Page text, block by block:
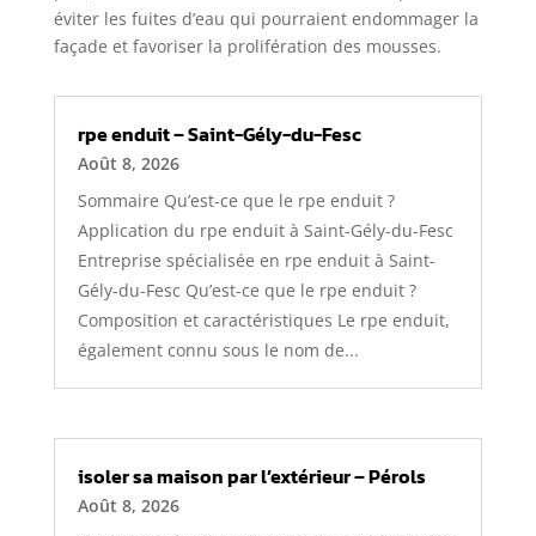
éviter les fuites d’eau qui pourraient endommager la
façade et favoriser la prolifération des mousses.
rpe enduit – Saint-Gély-du-Fesc
Août 8, 2026
Sommaire Qu’est-ce que le rpe enduit ?
Application du rpe enduit à Saint-Gély-du-Fesc
Entreprise spécialisée en rpe enduit à Saint-
Gély-du-Fesc Qu’est-ce que le rpe enduit ?
Composition et caractéristiques Le rpe enduit,
également connu sous le nom de...
isoler sa maison par l’extérieur – Pérols
Août 8, 2026